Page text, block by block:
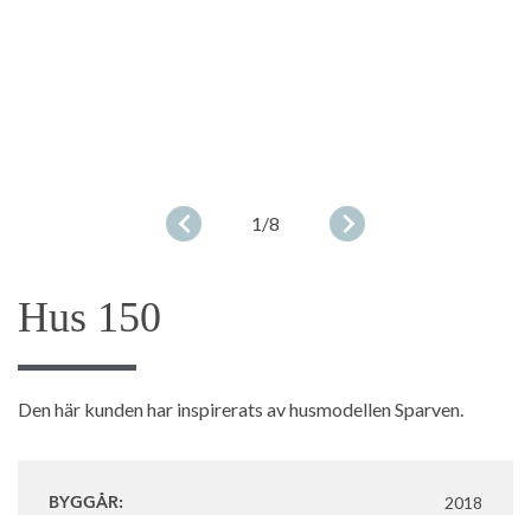
1/8
Hus 150
Den här kunden har inspirerats av husmodellen Sparven.
BYGGÅR: 2018